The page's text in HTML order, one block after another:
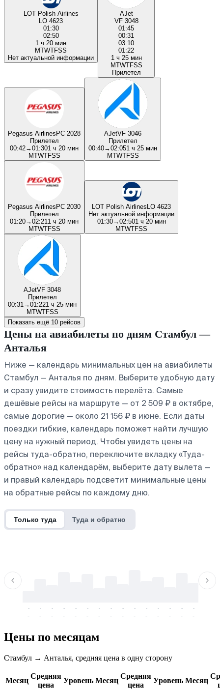
LOT Polish Airlines
LO 4623
01:30
02:50
1 ч 20 мин
MTWTFSS
Нет актуальной информации
AJet
VF 3048
01:45
00:31
03:10
01:22
1 ч 25 мин
MTWTFSS
Прилетел
Pegasus AirlinesPC 2028
Прилетел
00:42→01:301 ч 20 мин
MTWTFSS
AJetVF 3046
Прилетел
00:40→02:051 ч 25 мин
MTWTFSS
Pegasus AirlinesPC 2030
Прилетел
01:20→02:21 1 ч 20 мин
MTWTFSS
LOT Polish AirlinesLO 4623
Нет актуальной информации
01:30→02:501 ч 20 мин
MTWTFSS
AJetVF 3048
Прилетел
00:31 →01:221 ч 25 мин
MTWTFSS
Показать ещё 10 рейсов
Цены на авиабилеты по дням Стамбул —
Анталья
Ниже — календарь минимальных цен на авиабилеты
Стамбул — Анталья по дням. Выберите удобную дату
и сразу увидите стоимость перелёта. Самые
дешёвые рейсы на маршруте — от 2 509 ₽ в октябре,
самые дорогие — около 21 156 ₽ в июне. Если даты
поездки гибкие, календарь поможет найти лучшую
цену на нужный период. Чтобы увидеть цены на
рейсы туда-обратно, переключите вкладку «Туда-
обратно» над календарём, выберите дату вылета —
и правый календарь подсветит минимальные цены
на обратные рейсы по каждому дню.
Только туда Туда и обратно
-
-
-
-
-
-
-
-
-
-
-
-
-
-
-
-
-
-
-
-
-
-
-
-
-
-
-
-
-
-
Цены по месяцам
Стамбул → Анталья, средняя цена в одну сторону
Месяц
Средняя
цена
Уровень Месяц
Средняя
цена
Уровень Месяц